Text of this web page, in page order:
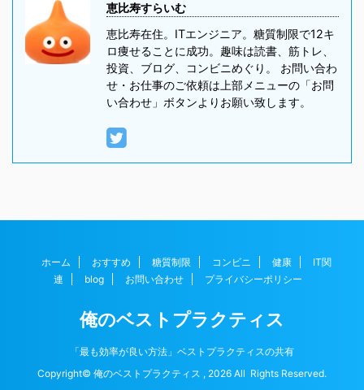
恵比寿すらいむ
恵比寿在住。ITエンジニア。糖質制限で12キ
ロ痩せることに成功。趣味は読書、筋トレ、
投資、ブログ、コンビニめぐり。 お問い合わ
せ・お仕事のご依頼は上部メニューの「お問
い合わせ」ボタンよりお願い致します。
ホーム おすすめ 糖質制限 コンビニ 健康
IT関
連
blog お問い合わせ プライバシーポリシー
俺のベストプラクティス
「最も効率が良い方法」ベストプラクティスの共有
Copyright© 俺のベストプラクティス , 2026 All Rights Reserved.